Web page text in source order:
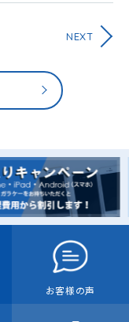
NEXT
お客様の声